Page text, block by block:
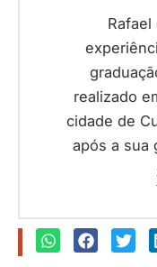
realizado
cidade de
após a sua